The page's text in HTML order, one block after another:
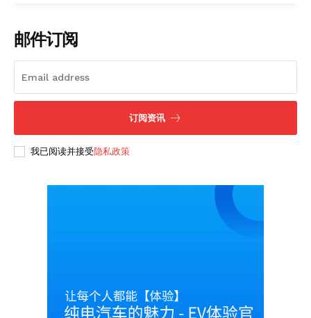
My account
邮件订阅
订阅资讯
我已阅读并接受隐私政策